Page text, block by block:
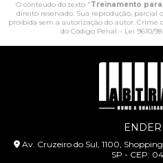
O conteúdo do texto "Treinamento
direito reservado. Sua reprodução, parcial
proibida sem a autorização do autor. Crime
do Código Penal – Lei 9610/
Av. Cruzeiro do Sul, 1100,
SP - CEP: